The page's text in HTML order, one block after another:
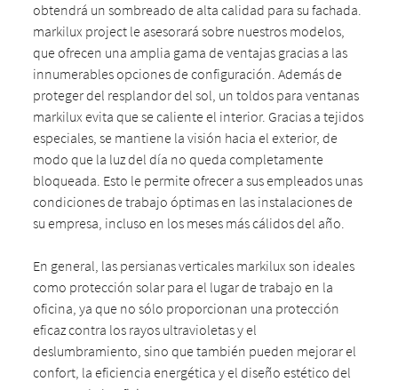
obtendrá un sombreado de alta calidad para su fachada.
markilux project le asesorará sobre nuestros modelos,
que ofrecen una amplia gama de ventajas gracias a las
innumerables opciones de configuración. Además de
proteger del resplandor del sol, un toldos para ventanas
markilux evita que se caliente el interior. Gracias a tejidos
especiales, se mantiene la visión hacia el exterior, de
modo que la luz del día no queda completamente
bloqueada. Esto le permite ofrecer a sus empleados unas
condiciones de trabajo óptimas en las instalaciones de
su empresa, incluso en los meses más cálidos del año.
En general, las persianas verticales markilux son ideales
como protección solar para el lugar de trabajo en la
oficina, ya que no sólo proporcionan una protección
eficaz contra los rayos ultravioletas y el
deslumbramiento, sino que también pueden mejorar el
confort, la eficiencia energética y el diseño estético del